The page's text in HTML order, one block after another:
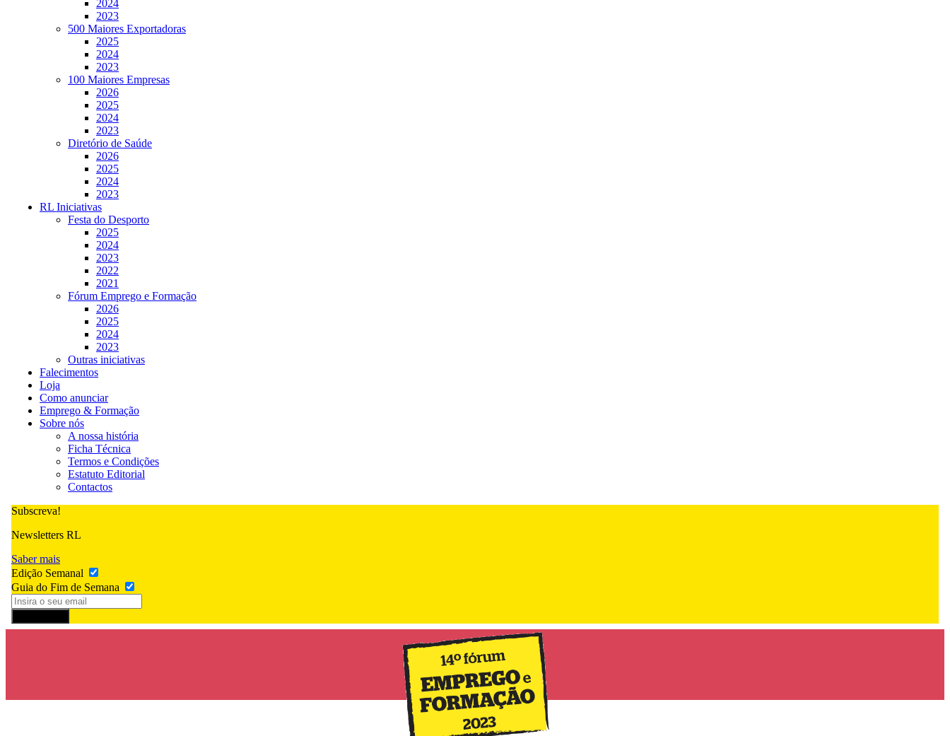
2024
2023
500 Maiores Exportadoras
2025
2024
2023
100 Maiores Empresas
2026
2025
2024
2023
Diretório de Saúde
2026
2025
2024
2023
RL Iniciativas
Festa do Desporto
2025
2024
2023
2022
2021
Fórum Emprego e Formação
2026
2025
2024
2023
Outras iniciativas
Falecimentos
Loja
Como anunciar
Emprego & Formação
Sobre nós
A nossa história
Ficha Técnica
Termos e Condições
Estatuto Editorial
Contactos
Subscreva!
Newsletters RL
Saber mais
Edição Semanal
Guia do Fim de Semana